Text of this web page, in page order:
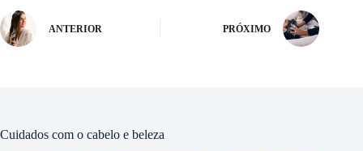
ANTERIOR PRÓXIMO
Cuidados com o cabelo e beleza